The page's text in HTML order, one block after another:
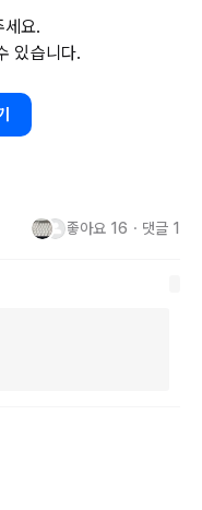
트 노트를 가득 채운 연사
스를 준비하느라 행사 안
세요.
있습니다.
좋아요 16 ・ 댓글 1